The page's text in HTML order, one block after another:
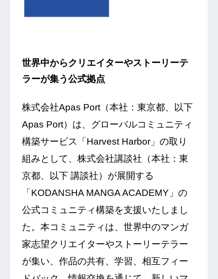
世界中からクリエイターやストーリーテ
ラーが集う公式拠点
株式会社Apas Port（本社：東京都、以下
Apas Port）は、グローバルコミュニティ
構築サービス「Harvest Harbor」の取り
組みとして、株式会社講談社（本社：東
京都、以下 講談社）が展開する
「KODANSHA MANGA ACADEMY」の
公式コミュニティ構築を支援いたしまし
た。本コミュニティは、世界中のマンガ
家志望クリエイターやストーリーテラー
が集い、作品の共有、学習、相互フィー